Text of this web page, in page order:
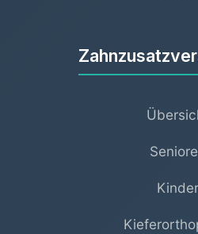
Kinder